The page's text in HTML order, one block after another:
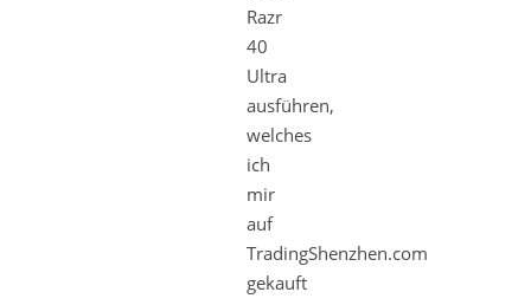
Razr
40
Ultra
ausführen,
welches
ich
mir
auf
TradingShenzhen.com
gekauft